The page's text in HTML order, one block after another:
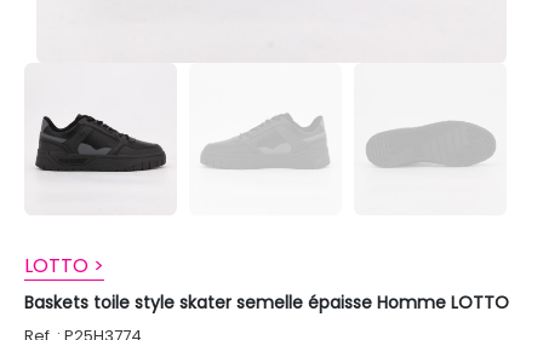
LOTTO >
Baskets toile style skater semelle épaisse Homme LOTTO